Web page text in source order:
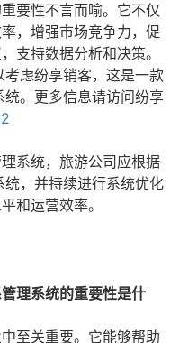
要性不言而喻。它不仅
，增强市场竞争力，促
支持数据分析和决策。
虑纷享销客，这是一款
。更多信息请访问纷享
系统，旅游公司应根据
，并持续进行系统优化
和运营效率。
理系统的重要性是什
至关重要。它能够帮助